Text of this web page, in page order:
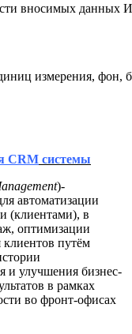
вносимых
измерения, фон,
CRM системы
)-
автоматизации
(клиентами), в
оптимизации
путём
и улучшения бизнес-
в рамках
во фронт-офисах